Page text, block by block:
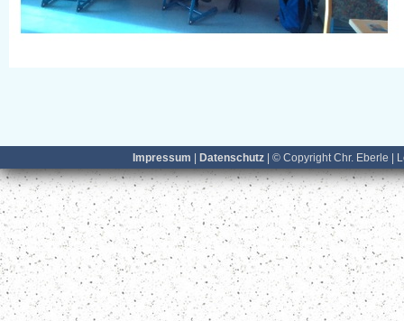
Impressum Datenschutz | © Copyright Chr. Eberle |